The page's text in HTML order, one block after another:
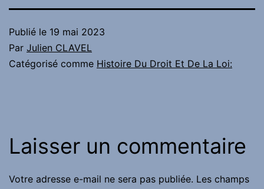
Publié le 19 mai 2023
Par Julien CLAVEL
Catégorisé comme Histoire Du Droit Et De La Loi:
Laisser un commentaire
Votre adresse e-mail ne sera pas publiée. Les champs